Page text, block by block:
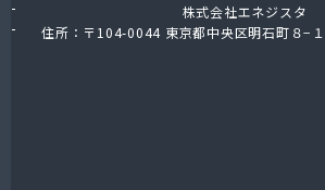
上千葉プロパン
株式会社エネジスタ
住所：〒104-0044 東京都中央区明石町８−